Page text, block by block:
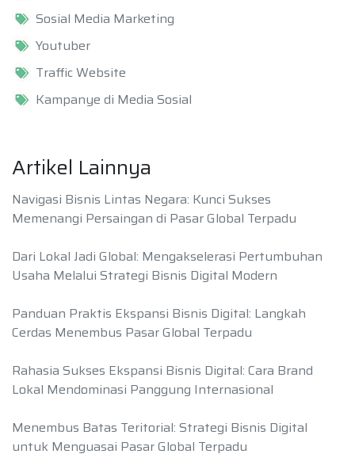
Sosial Media Marketing
Youtuber
Traffic Website
Kampanye di Media Sosial
Artikel Lainnya
Navigasi Bisnis Lintas Negara: Kunci Sukses
Memenangi Persaingan di Pasar Global Terpadu
Dari Lokal Jadi Global: Mengakselerasi Pertumbuhan
Usaha Melalui Strategi Bisnis Digital Modern
Panduan Praktis Ekspansi Bisnis Digital: Langkah
Cerdas Menembus Pasar Global Terpadu
Rahasia Sukses Ekspansi Bisnis Digital: Cara Brand
Lokal Mendominasi Panggung Internasional
Menembus Batas Teritorial: Strategi Bisnis Digital
untuk Menguasai Pasar Global Terpadu